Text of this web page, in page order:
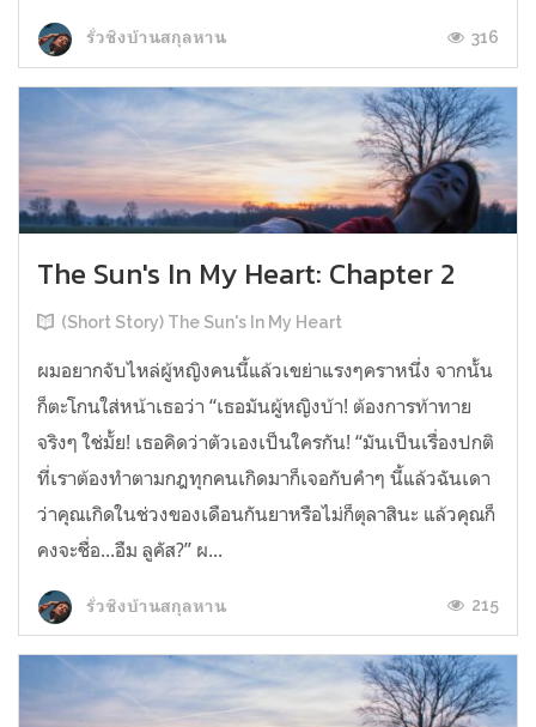
รั่วชิงบ้านสกุลหาน 316
The Sun's In My Heart: Chapter 2
(Short Story) The Sun's In My Heart
ผมอยากจับไหล่ผู้หญิงคนนี้แล้วเขย่าแรงๆคราหนึ่ง จากนั้น
ก็ตะโกนใส่หน้าเธอว่า “เธอมันผู้หญิงบ้า! ต้องการท้าทาย
จริงๆ ใช่มั้ย! เธอคิดว่าตัวเองเป็นใครกัน! “มันเป็นเรื่องปกติ
ที่เราต้องทำตามกฎทุกคนเกิดมาก็เจอกับคำๆ นี้แล้วฉันเดา
ว่าคุณเกิดในช่วงของเดือนกันยาหรือไม่ก็ตุลาสินะ แล้วคุณก็
คงจะชื่อ...อืม ลูคัส?” ผ...
รั่วชิงบ้านสกุลหาน 215